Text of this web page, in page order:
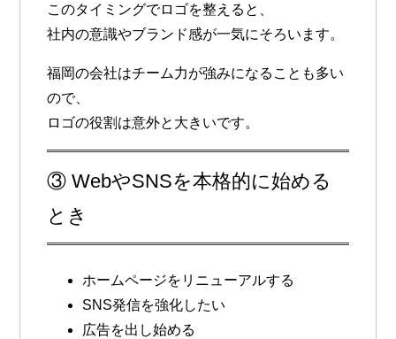
このタイミングでロゴを整えると、
社内の意識やブランド感が一気にそろいます。
福岡の会社はチーム力が強みになることも多い
ので、
ロゴの役割は意外と大きいです。
③ WebやSNSを本格的に始める
とき
ホームページをリニューアルする
SNS発信を強化したい
広告を出し始める